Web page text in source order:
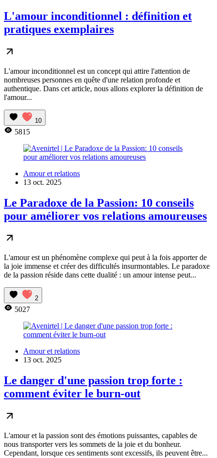
L'amour inconditionnel : définition et
pratiques exemplaires
L'amour inconditionnel est un concept qui attire l'attention de
nombreuses personnes en quête d'une relation profonde et
authentique. Dans cet article, nous allons explorer la définition de
l'amour...
10
5815
Amour et relations
13 oct. 2025
Le Paradoxe de la Passion: 10 conseils
pour améliorer vos relations amoureuses
L'amour est un phénomène complexe qui peut à la fois apporter de
la joie immense et créer des difficultés insurmontables. Le paradoxe
de la passion réside dans cette dualité : un amour intense peut...
2
5027
Amour et relations
13 oct. 2025
Le danger d'une passion trop forte :
comment éviter le burn-out
L'amour et la passion sont des émotions puissantes, capables de
nous transporter vers les sommets de la joie et du bonheur.
Cependant, lorsque ces sentiments sont excessifs, ils peuvent être...